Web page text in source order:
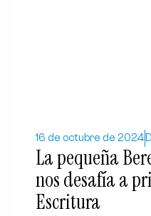
16 de octubre de 2024
La pequeña
nos desafía a
Escritura